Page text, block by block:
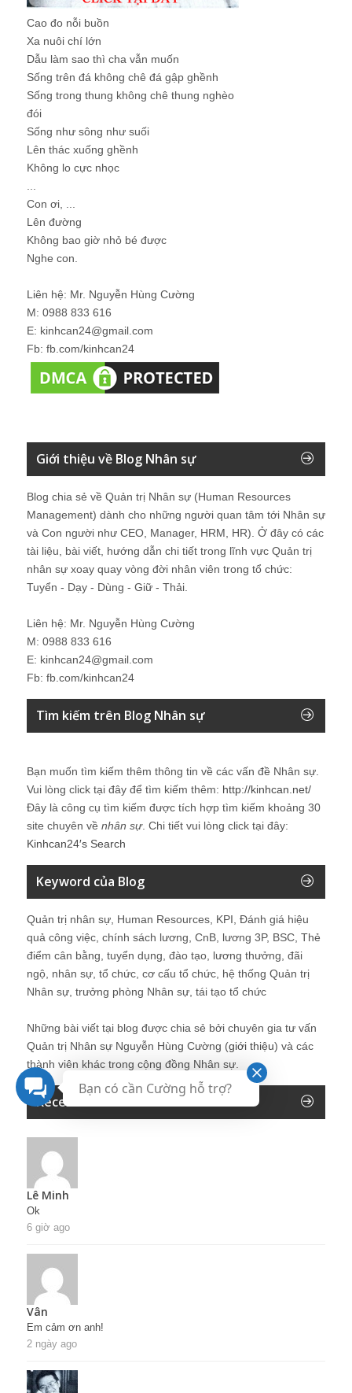
Cao đo nỗi buồn
Xa nuôi chí lớn
Dẫu làm sao thì cha vẫn muốn
Sống trên đá không chê đá gập ghềnh
Sống trong thung không chê thung nghèo
đói
Sống như sông như suối
Lên thác xuống ghềnh
Không lo cực nhọc
Con ơi, ...
Lên đường
Không bao giờ nhỏ bé được
Nghe con.
Liên hệ: Mr. Nguyễn Hùng Cường
M: 0988 833 616
E: kinhcan24@gmail.com
Fb: fb.com/kinhcan24
Giới thiệu về Blog Nhân sự
Blog chia sẻ về Quản trị Nhân sự (Human Resources
Management) dành cho những người quan tâm tới Nhân sự
và Con người như CEO, Manager, HRM, HR). Ở đây có các
tài liệu, bài viết, hướng dẫn chi tiết trong lĩnh vực Quản trị
nhân sự xoay quay vòng đời nhân viên trong tổ chức:
Tuyển - Dạy - Dùng - Giữ - Thải.
Liên hệ: Mr. Nguyễn Hùng Cường
M: 0988 833 616
E: kinhcan24@gmail.com
Fb: fb.com/kinhcan24
Tìm kiếm trên Blog Nhân sự
Bạn muốn tìm kiếm thêm thông tin về các vấn đề Nhân sự
Vui lòng click tại đây để tìm kiếm thêm: http://kinhcan.net/
Đây là công cụ tìm kiếm được tích hợp tìm kiếm khoảng 30
site chuyên về nhân sự. Chi tiết vui lòng click tại đây:
Kinhcan24′s Search
Keyword của Blog
Quản trị nhân sự, Human Resources, KPI, Đánh giá hiệu
quả công việc, chính sách lương, CnB, lương 3P, BSC, Thẻ
điểm cân bằng, tuyển dụng, đào tạo, lương thưởng, đãi
ngộ, nhân sự, tổ chức, cơ cấu tổ chức, hệ thống Quản trị
Nhân sự, trưởng phòng Nhân sự, tái tạo tổ chức
Những bài viết tại blog được chia sẻ bởi chuyên gia tư vấn
Quản trị Nhân sự Nguyễn Hùng Cường (giới thiệu) và các
thành viên khác trong cộng đồng Nhân sự.
Recent Comments
Lê Minh
Ok
6 giờ ago
Vân
Em cảm ơn anh!
2 ngày ago
Bạn có cần Cường hỗ trợ?